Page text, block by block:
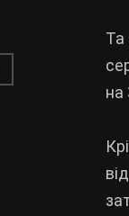
Та
на